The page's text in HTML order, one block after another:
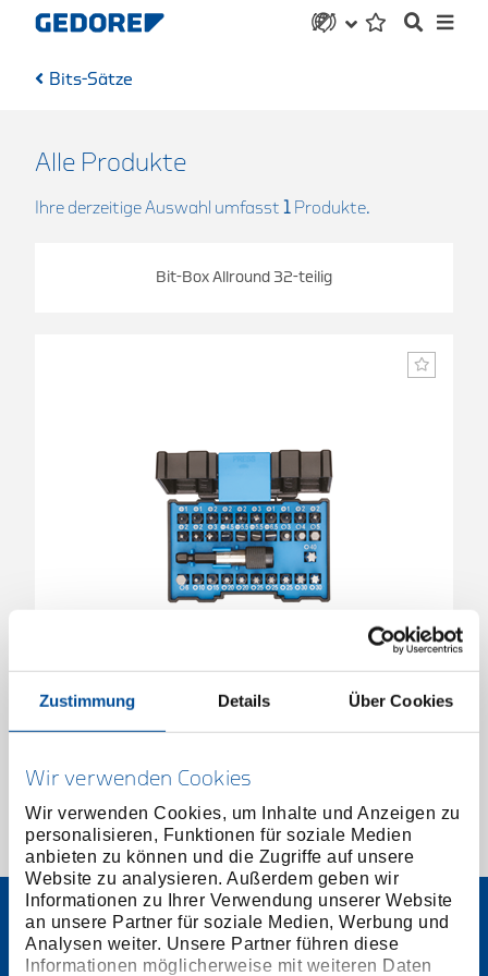
Zustimmung Details Über Cookies
Wir verwenden Cookies
Wir verwenden Cookies, um Inhalte und Anzeigen zu
personalisieren, Funktionen für soziale Medien
anbieten zu können und die Zugriffe auf unsere
Website zu analysieren. Außerdem geben wir
Informationen zu Ihrer Verwendung unserer Website
an unsere Partner für soziale Medien, Werbung und
Analysen weiter. Unsere Partner führen diese
Informationen möglicherweise mit weiteren Daten
Bits-Sätze
Alle Produkte
Ihre derzeitige Auswahl umfasst 1 Produkte.
Bit-Box Allround 32-teilig
Bit-Box Allround 32-teilig
2993236 / 666-032-A
Preis auf Anfrage
1 von 1